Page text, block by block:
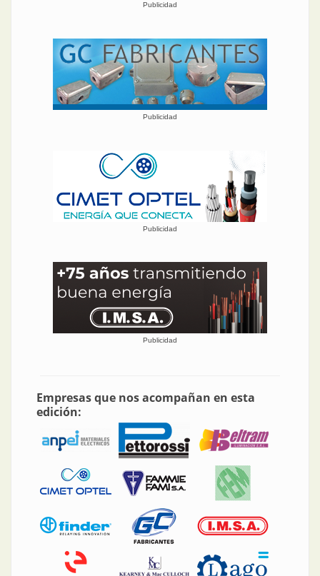
Publicidad
Publicidad
Publicidad
Publicidad
Empresas que nos acompañan en esta
edición: